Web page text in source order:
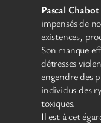
Pascal Chabot
impensés de
existences,
Son manque
détresses
engendre des
individus des
toxiques.
Il est à cet